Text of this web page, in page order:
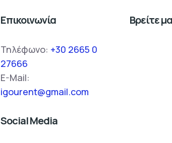
Επικοινωνία
Τηλέφωνο: +30 2665 0
27666
E-Mail:
igourent@gmail.com
Social Media
Βρείτε